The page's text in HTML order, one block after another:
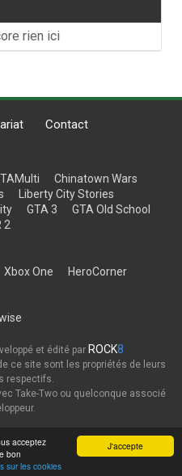
J'accepte
acceptez
bon
sur les cookies
rien ici
Contact
Chinatown Wars
Liberty City Stories
GTA 3
GTA Old School
2
Xbox One HeroCorner
et édité par ROCK8
ce site sont les propriétés de leurs
respectifs.
Take-Two ou quelconque associé
de confidentialité
France
Community